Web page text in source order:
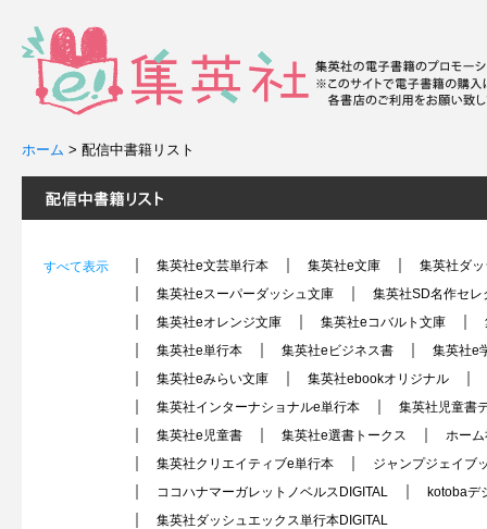
ホーム > 配信中書籍リスト
すべて表示 集英社e文芸単行本 集英社e文庫
集英社ダ
集英社eスーパーダッシュ文庫
集英社SD名作セ
集英社eオレンジ文庫
集英社eコバルト文庫
集英社e単行本
集英社eビジネス書
集英社e
集英社eみらい文庫
集英社ebookオリジナル
集英社インターナショナルe単行本
集英社児童書
集英社e児童書
集英社e選書トークス
ホー
集英社クリエイティブe単行本
ジャンプジェイブ
ココハナマーガレットノベルスDIGITAL
kotobaデ
集英社ダッシュエックス単行本DIGITAL